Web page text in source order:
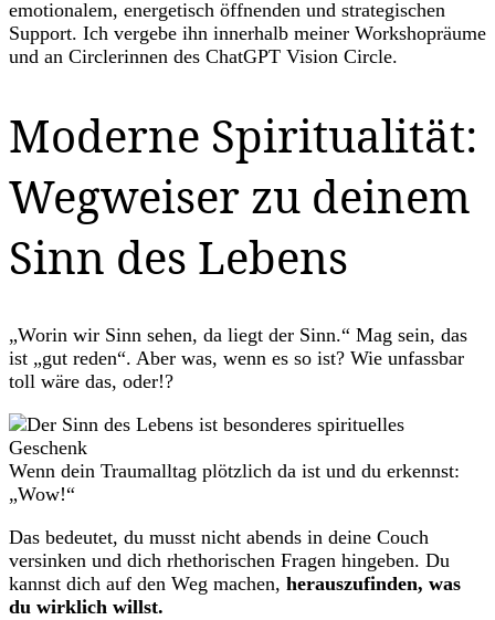
emotionalem, energetisch öffnenden und strategischen
Support. Ich vergebe ihn innerhalb meiner Workshopräume
und an Circlerinnen des ChatGPT Vision Circle.
Moderne Spiritualität:
Wegweiser zu deinem
Sinn des Lebens
„Worin wir Sinn sehen, da liegt der Sinn.“ Mag sein, das
ist „gut reden“. Aber was, wenn es so ist? Wie unfassbar
toll wäre das, oder!?
Wenn dein Traumalltag plötzlich da ist und du erkennst:
„Wow!“
Das bedeutet, du musst nicht abends in deine Couch
versinken und dich rhethorischen Fragen hingeben. Du
kannst dich auf den Weg machen, herauszufinden, was
du wirklich willst.